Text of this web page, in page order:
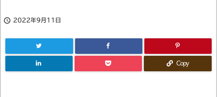
 2022年9月11日
Copy